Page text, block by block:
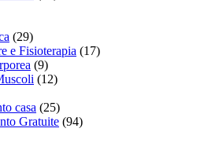
(29)
e Fisioterapia (17)
(9)
(12)
casa (25)
Gratuite (94)